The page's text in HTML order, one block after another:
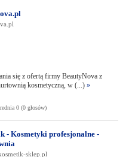
się z ofertą firmy BeautyNova z
kosmetyczną, w (...) »
0 (0 głosów)
- Kosmetyki profesjonalne -
sklep.pl